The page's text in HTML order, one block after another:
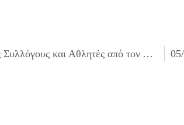
02/02/2018 Βραβεία στους διακριθέντες Συλλόγους και Αθλητές από τον Δήμαρχο Ιλίου Νίκο Ζενέτο